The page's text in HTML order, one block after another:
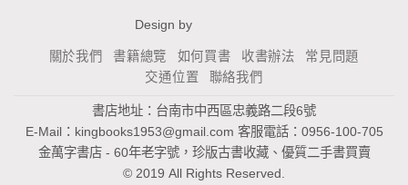
Design by
關於我們 書籍總覽 如何買書 收書辦法
常見問題
交通位置
聯絡我們
書店地址：台南市中西區忠義路二段6號
E-Mail： kingbooks1953@gmail.com 客服電話：0956-100-705
金萬字書店 - 60年老字號，珍版古書收藏、優質二手書買賣
© 2019 All Rights Reserved.